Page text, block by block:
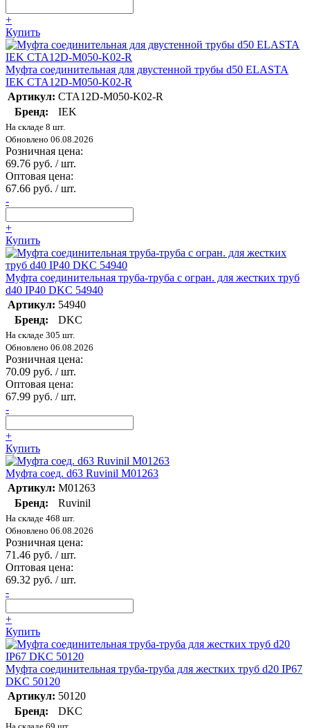
+
Купить
Муфта соединительная для двустенной трубы d50 ELASTA
IEK CTA12D-M050-K02-R
Артикул: CTA12D-M050-K02-R
Бренд:
IEK
На складе 8 шт.
Обновлено 06.08.2026
Розничная цена:
69.76 руб. / шт.
Оптовая цена:
67.66 руб. / шт.
-
+
Купить
Муфта соединительная труба-труба с огран. для жестких труб
d40 IP40 DKC 54940
Артикул: 54940
Бренд:
DKC
На складе 305 шт.
Обновлено 06.08.2026
Розничная цена:
70.09 руб. / шт.
Оптовая цена:
67.99 руб. / шт.
-
+
Купить
Муфта соед. d63 Ruvinil М01263
Артикул: М01263
Бренд:
Ruvinil
На складе 468 шт.
Обновлено 06.08.2026
Розничная цена:
71.46 руб. / шт.
Оптовая цена:
69.32 руб. / шт.
-
+
Купить
Муфта соединительная труба-труба для жестких труб d20 IP67
DKC 50120
Артикул: 50120
Бренд:
DKC